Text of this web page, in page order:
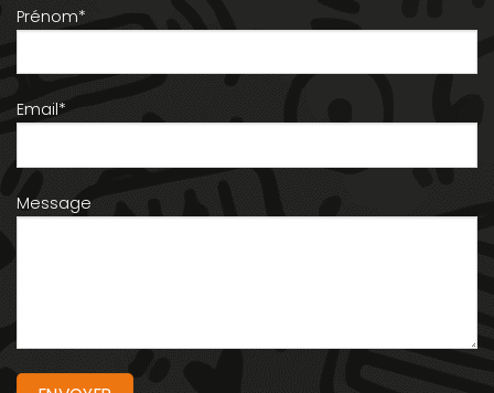
Prénom*
Email*
Message